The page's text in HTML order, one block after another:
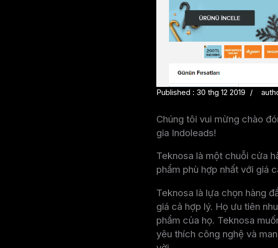
Published : 30 thg 12 2019
Chúng tôi vui mừng chào
gia Indoleads!
Teknosa là một chuỗi cửa
phẩm phù hợp nhất với giá
Teknosa là lựa chọn hàng
giá cả hợp lý. Họ ưu tiên
phẩm của họ. Teknosa
yêu thích công nghệ và